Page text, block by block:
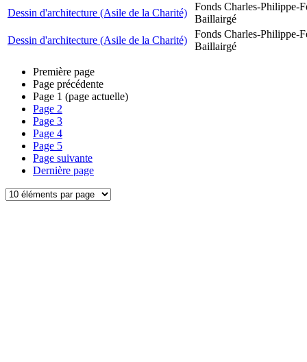
Dessin d'architecture (Asile de la Charité)
Fonds Charles-Philippe-
Baillairgé
Dessin d'architecture (Asile de la Charité)
Fonds Charles-Philippe-
Baillairgé
Première page
Page précédente
Page 1 (page actuelle)
Page 2
Page 3
Page 4
Page 5
Page suivante
Dernière page